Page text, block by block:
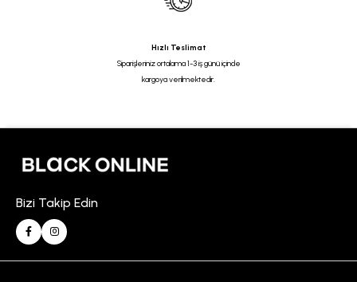
Hızlı Teslimat
Siparişleriniz ortalama 1-3 iş günü içinde
kargoya verilmektedir.
Bizi Takip Edin